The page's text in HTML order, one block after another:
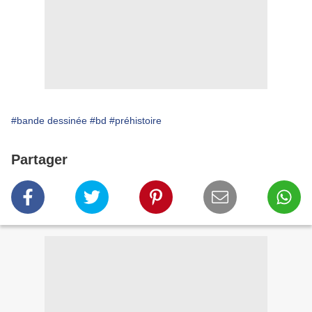
#bande dessinée #bd #préhistoire
Partager